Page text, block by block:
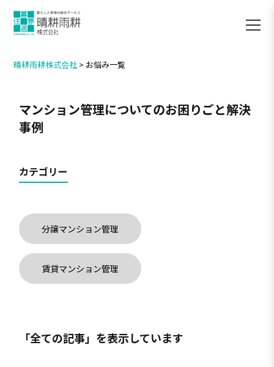
晴耕雨耕株式会社 > お悩み一覧
マンション管理についてのお困りごと解決
事例
カテゴリー
分譲マンション管理
賃貸マンション管理
「全ての記事」を表示しています